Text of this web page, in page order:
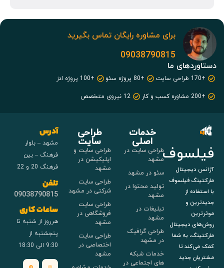
برای مشاوره رایگان تماس بگیرید
09038790815
دستاوردهای ما
+170 طراحی سایت +80 پروژه سئو
+100 پروژه ادز
+200 مشاوره کسب و کار
12 نیروی متخصص
فیلسوف
آژانس دیجیتال
مارکتینگ فیلسوف
با استفاده از
جدیدترین و
موثرترین
روش‌های دیجیتال
مارکتینگ، به شما
کمک می‌کند تا
مشتریان جدید
خدمات
اصلی
طراحی سایت در
مشهد
سئو در مشهد
تولید محتوا در
مشهد
تبلیغات در
مشهد
طراحی گرافیک
در مشهد
خدمات شبکه
های اجتماعی در
طراحی
سایت
طراحی سایت و
اپلیکیشن در
مشهد
طراحی سایت
شرکتی در مشهد
طراحی سایت
فروشگاهی در
مشهد
طراحی سایت
اختصاصی در
مشهد
آدرس
مشهد – بلوار
فرهنگ – بین
فرهنگ 20 و 22
تلفن
09038790815
ساعات کاری
هرروز از شنبه تا
پنجشنبه از
9:30 الی 18:30